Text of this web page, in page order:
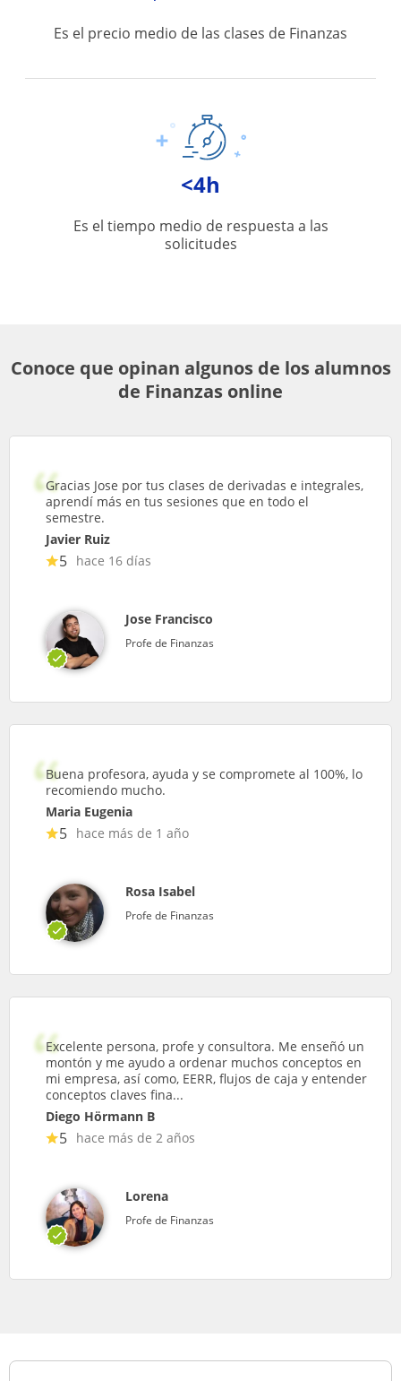
Es el precio medio de las clases de Finanzas
<4h
Es el tiempo medio de respuesta a las
solicitudes
Conoce que opinan algunos de los alumnos
de Finanzas online
Gracias Jose por tus clases de derivadas e integrales,
aprendí más en tus sesiones que en todo el
semestre.
Javier Ruiz
5 hace 16 días
Jose Francisco
Profe de Finanzas
Buena profesora, ayuda y se compromete al 100%, lo
recomiendo mucho.
Maria Eugenia
5 hace más de 1 año
Rosa Isabel
Profe de Finanzas
Excelente persona, profe y consultora. Me enseñó un
montón y me ayudo a ordenar muchos conceptos en
mi empresa, así como, EERR, flujos de caja y entender
conceptos claves fina...
Diego Hörmann B
5 hace más de 2 años
Lorena
Profe de Finanzas